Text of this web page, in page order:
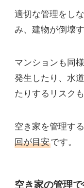
適切な管理をし
み、建物が倒壊
マンションも同
発生したり、水
たりするリスク
空き家を管理す
回が目安です。
空き家の管理